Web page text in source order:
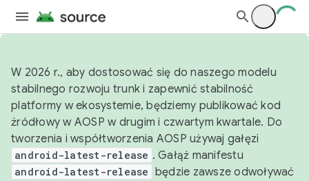
W 2026 r., aby dostosować się do naszego modelu
stabilnego rozwoju trunk i zapewnić stabilność
platformy w ekosystemie, będziemy publikować kod
źródłowy w AOSP w drugim i czwartym kwartale. Do
tworzenia i współtworzenia AOSP używaj gałęzi
android-latest-release . Gałąź manifestu
android-latest-release będzie zawsze odwoływać